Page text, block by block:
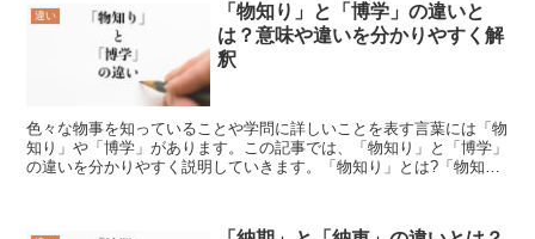
違い
「物知り」と「博学」の違いと
は？意味や違いを分かりやすく解
釈
色々な物事を知っていることや学問に詳しいことを表す言葉には「物
知り」や「博学」があります。この記事では、「物知り」と「博学」
の違いを分かりやすく説明していきます。「物知り」とは?「物知